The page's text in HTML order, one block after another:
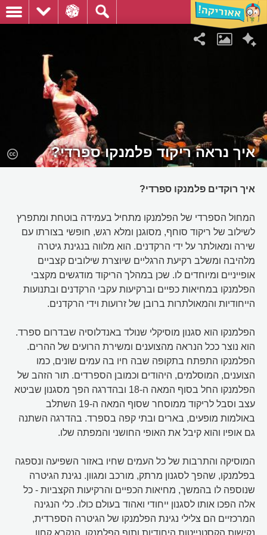
איך נראה ריקוד פלמנקו ספרדי?
איך רוקדים פלמנקו ספרדי?
המחול הספרדי של הפלמנקו מתחיל בעמידה בוטחת ומתפרץ
לשילוב של ריקוד סוחף, מסוגנן ומלא רגש, חופשי בצורתו עם
שירה ומאולתר על ידי הרקדנים. הוא מלווה בנגינת גיטרה
מלהיבה ומשלב רקיעת הרגליים שיוצרת שילובים קצביים
אופייניים ומיוחדים לו. שכן במהלך הריקוד מודגשים מקצבי
הפלמנקו במחיאות כפיים וברקיעות עקבי הרקדנים ובתנועות
הייחודיות והמאולתרות ברובן של זרועות וידי הרקדנים.
הפלמנקו הוא סגנון מוסיקלי שנולד באנדלוסיה שבדרום ספרד.
הוא נוצר ככל הנראה מהצוענים ומשירת הרועים של ההרים.
הפלמנקו התפתח בתקופה שבה חיו בה עמים שונים, כמו
הצוענים, המוסלמים, היהודים וכמובן הספרדים. תור הזהב של
הפלמנקו החל בסוף המאה ה-18 ובהדרגה הפך מסגנון שביטא
עצב וסבל לריקוד ממוסחר שסוף המאה ה-19 השתלב
באולמות מופעים, בארים ובתי קפה בספרד. בהדרגה השתנה
גם אופיו והוא קיבל את האופי החושני והמפתה שלו.
המוסיקה והתרבות של כל העמים שחיו באזור השפיעה ונספגה
בפלמנקו, שהפך לסגנון מרתק, מורכב ומגוון. נגינת הגיטרה
שנוספה לו בהמשך, מחיאות הכפיים והרקיעות הקצביות - כל
אלה הפכו אותו לסגנון ייחודי ואהוד בעולם כולו. כלי הנגינה
המרכזיים הם צלילי נגינת הפלמנקו של הגיטרה הספרדית,
נקישות הקסטנייטות היחודיות ותוף הפלמנקו, הנקרא קחון.